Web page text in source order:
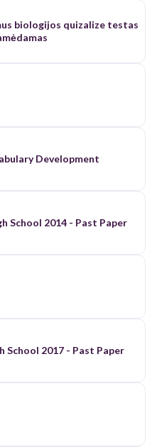
biologijos quizalize testas
Development
School 2014 - Past Paper
School 2017 - Past Paper